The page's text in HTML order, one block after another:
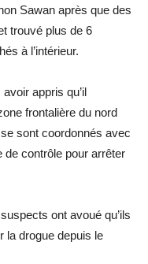
Sawan après que des
trouvé plus de 6
à l’intérieur.
appris qu’il
frontalière du nord
sont coordonnés avec
de contrôle pour arrêter
ont avoué qu’ils
la drogue depuis le